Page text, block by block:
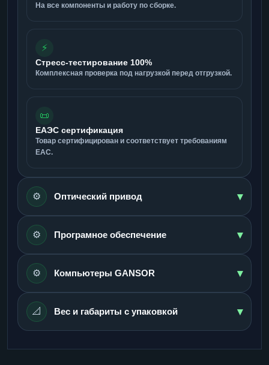
На все компоненты и работу по сборке.
⚡
Стресс-тестирование 100%
Комплексная проверка под нагрузкой перед отгрузкой.
📜
ЕАЭС сертификация
Товар сертифицирован и соответствует требованиям
ЕАС.
⚙️ Оптический привод ▾
⚙️ Програмное обеспечение ▾
⚙️ Компьютеры GANSOR ▾
📐 Вес и габариты с упаковкой ▾